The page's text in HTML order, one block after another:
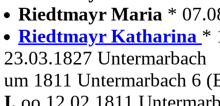
Riedtmayr Maria *
Riedtmayr Katharina *
23.03.1827 Untermarbach
um 1811 Untermarbach 6